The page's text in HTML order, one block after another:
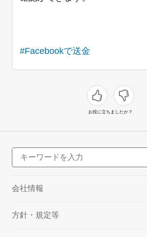
#Facebookで送金
お役に立ちましたか？
会社情報
方針・規定等